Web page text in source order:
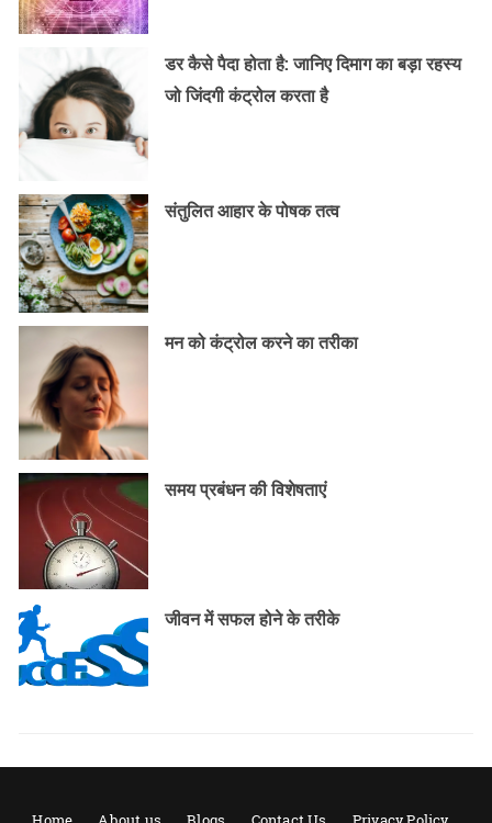
डर कैसे पैदा होता है: जानिए दिमाग का बड़ा रहस्य
जो जिंदगी कंट्रोल करता है
संतुलित आहार के पोषक तत्व
मन को कंट्रोल करने का तरीका
समय प्रबंधन की विशेषताएं
जीवन में सफल होने के तरीके